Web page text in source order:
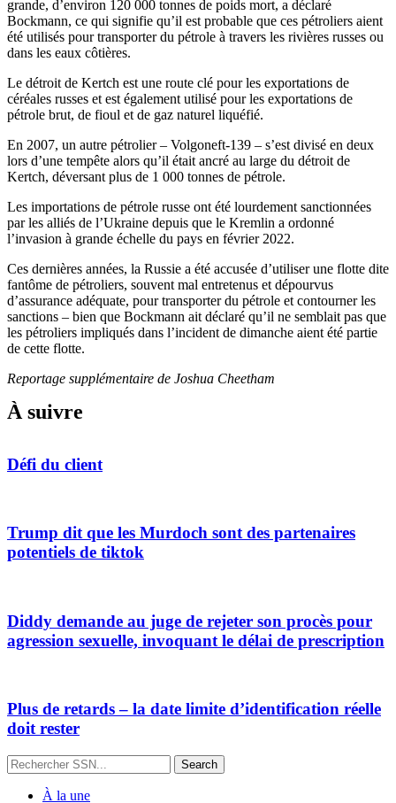
grande, d’environ 120 000 tonnes de poids mort, a déclaré
Bockmann, ce qui signifie qu’il est probable que ces pétroliers aient
été utilisés pour transporter du pétrole à travers les rivières russes ou
dans les eaux côtières.
Le détroit de Kertch est une route clé pour les exportations de
céréales russes et est également utilisé pour les exportations de
pétrole brut, de fioul et de gaz naturel liquéfié.
En 2007, un autre pétrolier – Volgoneft-139 – s’est divisé en deux
lors d’une tempête alors qu’il était ancré au large du détroit de
Kertch, déversant plus de 1 000 tonnes de pétrole.
Les importations de pétrole russe ont été lourdement sanctionnées
par les alliés de l’Ukraine depuis que le Kremlin a ordonné
l’invasion à grande échelle du pays en février 2022.
Ces dernières années, la Russie a été accusée d’utiliser une flotte dite
fantôme de pétroliers, souvent mal entretenus et dépourvus
d’assurance adéquate, pour transporter du pétrole et contourner les
sanctions – bien que Bockmann ait déclaré qu’il ne semblait pas que
les pétroliers impliqués dans l’incident de dimanche aient été partie
de cette flotte.
Reportage supplémentaire de Joshua Cheetham
À suivre
Défi du client
Trump dit que les Murdoch sont des partenaires
potentiels de tiktok
Diddy demande au juge de rejeter son procès pour
agression sexuelle, invoquant le délai de prescription
Plus de retards – la date limite d’identification réelle
doit rester
Search
À la une